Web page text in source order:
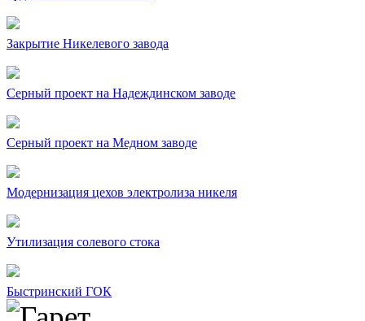
Закрытие Никелевого завода
Серный проект на Надеждинском заводе
Серный проект на Медном заводе
Модернизация цехов электролиза никеля
Утилизация солевого стока
Быстринский ГОК